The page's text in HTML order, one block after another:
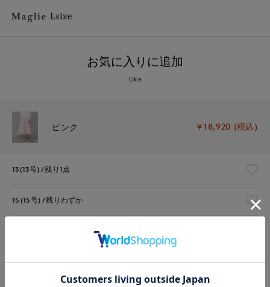
お気に入りに追加
Like
ピンク ￥18,920 (税込)
13(13号) 残り1点
15(15号) 残りわずか